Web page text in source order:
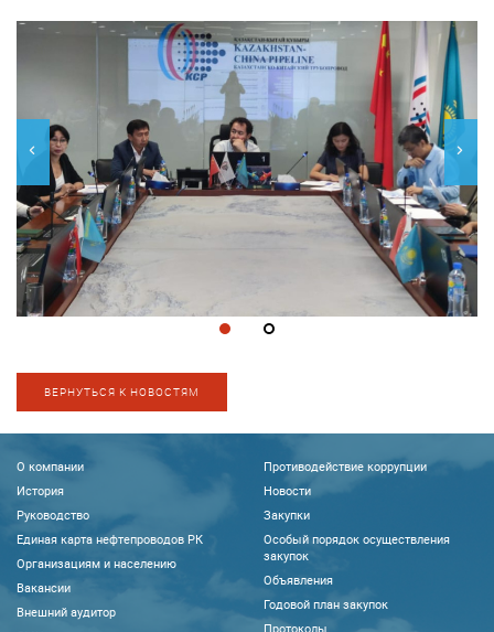
ВЕРНУТЬСЯ К НОВОСТЯМ
О компании
История
Руководство
Единая карта нефтепроводов РК
Организациям и населению
Вакансии
Внешний аудитор
Противодействие коррупции
Новости
Закупки
Особый порядок осуществления
закупок
Объявления
Годовой план закупок
Протоколы